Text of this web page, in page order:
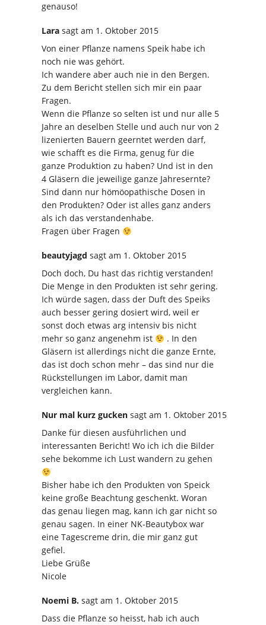
genauso!
Lara sagt am 1. Oktober 2015
Von einer Pflanze namens Speik habe ich
noch nie was gehört.
Ich wandere aber auch nie in den Bergen.
Zu dem Bericht stellen sich mir ein paar
Fragen.
Wenn die Pflanze so selten ist und nur alle 5
Jahre an deselben Stelle und auch nur von 2
lizenierten Bauern geerntet werden darf,
wie schafft es die Firma, genug für die
ganze Produktion zu haben? Und ist in den
4 Gläsern die jeweilige ganze Jahresernte?
Sind dann nur hömöopathische Dosen in
den Produkten? Oder ist alles ganz anders
als ich das verstandenhabe.
Fragen über Fragen
beautyjagd sagt am 1. Oktober 2015
Doch doch, Du hast das richtig verstanden!
Die Menge in den Produkten ist sehr gering.
Ich würde sagen, dass der Duft des Speiks
auch besser gering dosiert wird, weil er
sonst doch etwas arg intensiv bis nicht
mehr so ganz angenehm ist
. In den
Gläsern ist allerdings nicht die ganze Ernte,
das ist doch schon mehr – das sind nur die
Rückstellungen im Labor, damit man
vergleichen kann.
Nur mal kurz gucken sagt am 1. Oktober 2015
Danke für diesen ausführlichen und
interessanten Bericht! Wo ich ich die Bilder
sehe bekomme ich Lust wandern zu gehen
Bisher habe ich den Produkten von Speick
keine große Beachtung geschenkt. Woran
das genau liegen mag, kann ich gar nicht so
genau sagen. In einer NK-Beautybox war
eine Tagescreme drin, die mir ganz gut
gefiel.
Liebe Grüße
Nicole
Noemi B. sagt am 1. Oktober 2015
Dass die Pflanze so heisst, hab ich auch